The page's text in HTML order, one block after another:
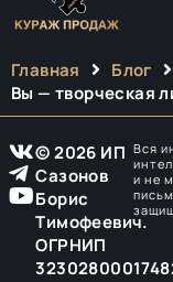
Главная Блог
Вы — творческая
© 2026 ИП
Сазонов
Борис
Тимофеевич.
ОГРНИП
Вся
и не